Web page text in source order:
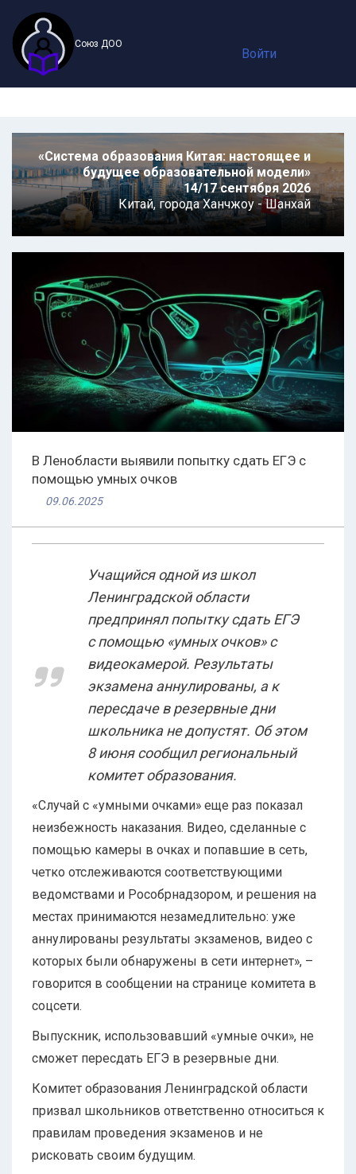
Союз ДОО
Войти
«Система образования Китая: настоящее и
будущее образовательной модели»
14/17 сентября 2026
Китай,города Ханчжоу - Шанхай
В Ленобласти выявили попытку сдать ЕГЭ с
помощью умных очков
09.06.2025
Учащийся одной из школ
Ленинградской области
предпринял попытку сдать ЕГЭ
с помощью «умных очков» с
видеокамерой. Результаты
экзамена аннулированы, а к
пересдаче в резервные дни
школьника не допустят. Об этом
8 июня сообщил региональный
комитет образования.
«Случай с «умными очками» еще раз показал
неизбежность наказания. Видео, сделанные с
помощью камеры в очках и попавшие в сеть,
четко отслеживаются соответствующими
ведомствами и Рособрнадзором, и решения на
местах принимаются незамедлительно: уже
аннулированы результаты экзаменов, видео с
которых были обнаружены в сети интернет», –
говорится в сообщении на странице комитета в
соцсети.
Выпускник, использовавший «умные очки», не
сможет пересдать ЕГЭ в резервные дни.
Комитет образования Ленинградской области
призвал школьников ответственно относиться к
правилам проведения экзаменов и не
рисковать своим будущим.